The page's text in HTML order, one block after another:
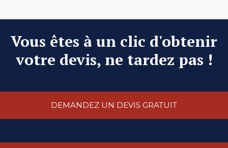
Vous êtes à un clic d'obtenir
votre devis, ne tardez pas !
DEMANDEZ UN DEVIS GRATUIT